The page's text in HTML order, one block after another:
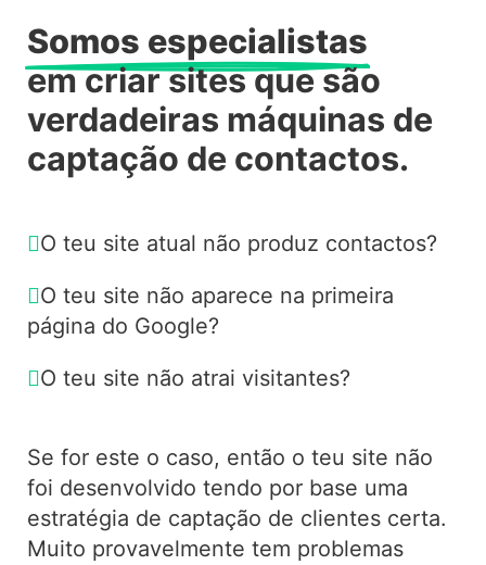
Somos especialistas
em criar sites que são
verdadeiras máquinas de
captação de contactos.
O teu site atual não produz contactos?
O teu site não aparece na primeira
página do Google?
O teu site não atrai visitantes?
Se for este o caso, então o teu site não
foi desenvolvido tendo por base uma
estratégia de captação de clientes certa.
Muito provavelmente tem problemas